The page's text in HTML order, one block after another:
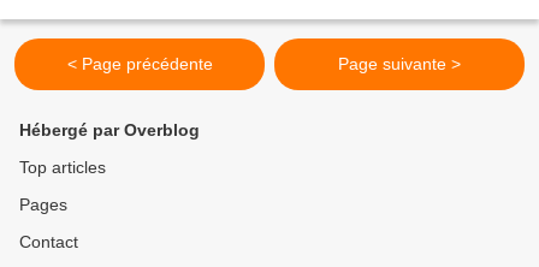
< Page précédente Page suivante >
Hébergé par Overblog
Top articles
Pages
Contact